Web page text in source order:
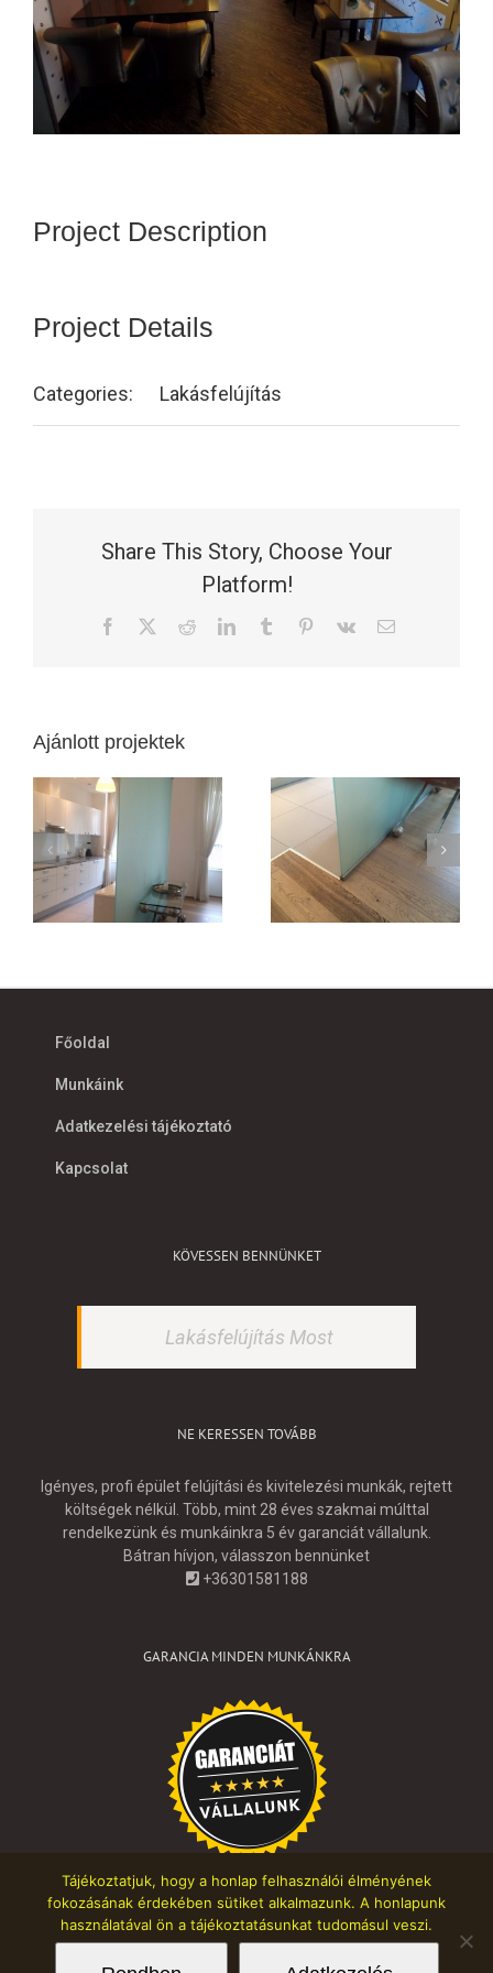
Project Description
Project Details
Categories: Lakásfelújítás
Share This Story, Choose Your
Platform!
Facebook RedditLinkedInTumblr Pinterest
Vk Email:
Ajánlott projektek
Főoldal
Munkáink
Adatkezelési tájékoztató
Kapcsolat
KÖVESSEN BENNÜNKET
Lakásfelújítás Most
NE KERESSEN TOVÁBB
Igényes, profi épület felújítási és kivitelezési munkák, rejtett
költségek nélkül. Több, mint 28 éves szakmai múlttal
rendelkezünk és munkáinkra 5 év garanciát vállalunk.
Bátran hívjon, válasszon bennünket
+36301581188
GARANCIA MINDEN MUNKÁNKRA
Tájékoztatjuk, hogy a honlap felhasználói élményének
fokozásának érdekében sütiket alkalmazunk. A honlapunk
használatával ön a tájékoztatásunkat tudomásul veszi.